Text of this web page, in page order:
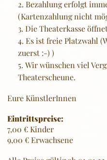
Bezahlung erfolgt
(Kartenzahlung nicht
Die Theaterkasse
Es ist freie Platzwahl
zuerst :-) )
Wir wünschen viel
Theaterscheune.
Eure KünstlerInnen
Eintrittspreise:
7,00 € Kinder
9,00 € Erwachsene